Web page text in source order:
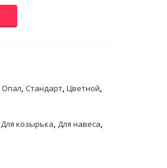
Опал, Стандарт, Цветной,
Для козырька, Для навеса,